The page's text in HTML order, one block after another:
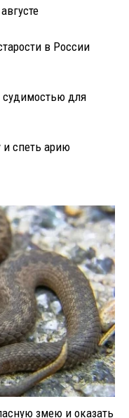
в России
судимостью для
спеть арию
змею и оказать